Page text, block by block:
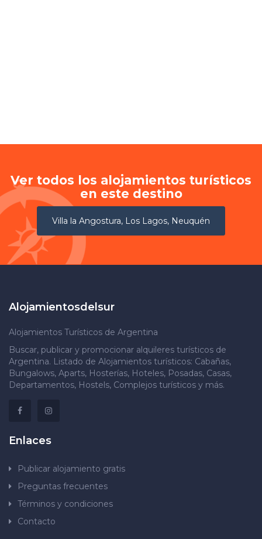
Ver todos los alojamientos turísticos
en este destino
Villa la Angostura, Los Lagos, Neuquén
Alojamientosdelsur
Alojamientos Turísticos de Argentina
Buscar, publicar y promocionar alquileres turísticos de
Argentina. Listado de Alojamientos turísticos: Cabañas,
Bungalows, Aparts, Hosterías, Hoteles, Posadas, Casas,
Departamentos, Hostels, Complejos turísticos y más.
Enlaces
Publicar alojamiento gratis
Preguntas frecuentes
Términos y condiciones
Contacto